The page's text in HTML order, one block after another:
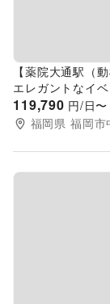
【薬院大通駅（
エレガントなイ
119,790 円/日〜
福岡県 福岡市
Previous